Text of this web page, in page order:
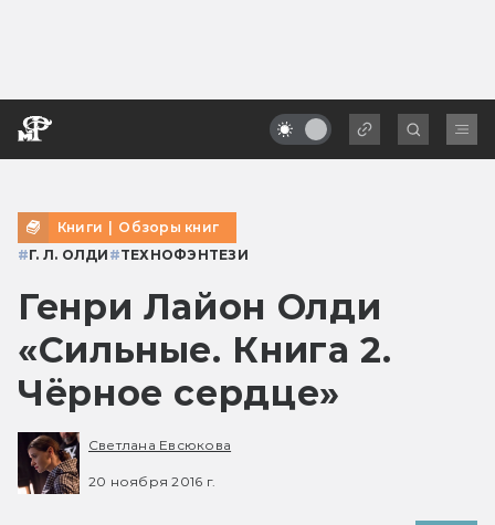
Книги | Обзоры книг
#Г. Л. ОЛДИ #ТЕХНОФЭНТЕЗИ
Генри Лайон Олди
«Сильные. Книга 2.
Чёрное сердце»
Светлана Евсюкова
20 ноября 2016 г.